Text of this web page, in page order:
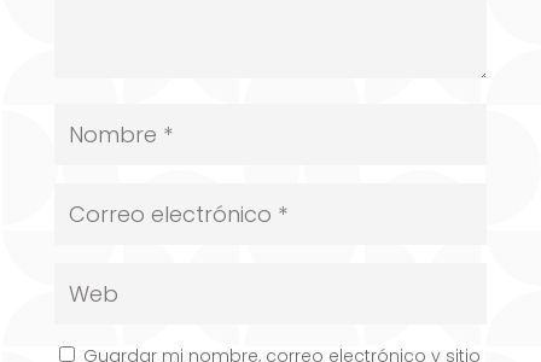
Guardar mi nombre, correo electrónico y sitio